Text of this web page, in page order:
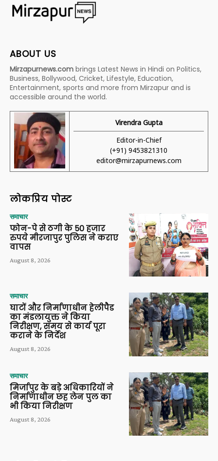
ABOUT US
Mirzapurnews.com brings Latest News in Hindi on Politics,
Business, Bollywood, Cricket, Lifestyle, Education,
Entertainment, sports and more from Mirzapur and is
accessible around the world.
Virendra Gupta
Editor-in-Chief
(+91) 9453821310
editor@mirzapurnews.com
लोकप्रिय पोस्ट
समाचार
फोन-पे से ठगी के 50 हजार
रुपये मीरजापुर पुलिस ने कराए
वापस
August 8, 2026
समाचार
घाटों और निर्माणाधीन हेलीपैड
का मंडलायुक्त ने किया
निरीक्षण, समय से कार्य पूरा
कराने के निर्देश
August 8, 2026
समाचार
मिर्जापुर के बड़े अधिकारियों ने
निर्माणाधीन छह लेन पुल का
भी किया निरीक्षण
August 8, 2026